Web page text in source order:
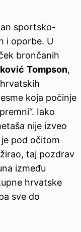
sportsko-
i oporbe. U
brončanih
Tompson,
koja počinje
Iako
nije izveo
pod očitom
taj pozdrav
između
hrvatske
sve do